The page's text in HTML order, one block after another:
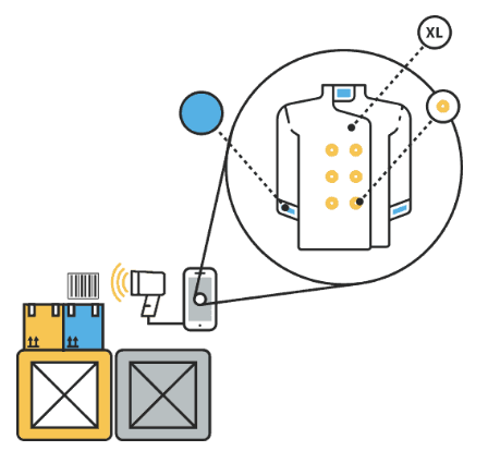
Informes y Cuadros de mando
Inspiramos a su equipo de ventas
La nueva generación de sistemas POS abre el horizonte a
su negocio